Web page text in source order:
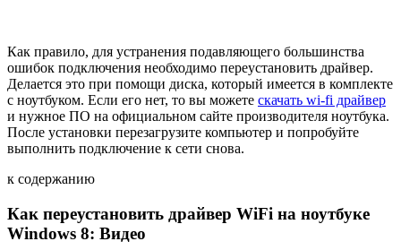
Как правило, для устранения подавляющего большинства
ошибок подключения необходимо переустановить драйвер.
Делается это при помощи диска, который имеется в комплекте
с ноутбуком. Если его нет, то вы можете скачать wi-fi драйвер
и нужное ПО на официальном сайте производителя ноутбука.
После установки перезагрузите компьютер и попробуйте
выполнить подключение к сети снова.
к содержанию
Как переустановить драйвер WiFi на ноутбуке
Windows 8: Видео